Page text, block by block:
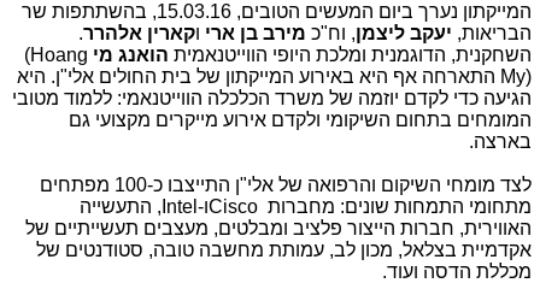
המייקתון נערך ביום המעשים הטובים, 15.03.16, בהשתתפות שר
הבריאות, יעקב ליצמן, וח"כ מירב בן ארי וקארין אלהרר.
השחקנית, הדוגמנית ומלכת היופי הווייטנאמית הואנג מי (Hoang
My) התארחה אף היא באירוע המייקתון של בית החולים אלי"ן. היא
הגיעה כדי לקדם יוזמה של משרד הכלכלה הווייטנאמי: ללמוד מטובי
המומחים בתחום השיקומי ולקדם אירוע מייקרים מקצועי גם
בארצה.
לצד מומחי השיקום והרפואה של אלי"ן התייצבו כ-100 מפתחים
מתחומי התמחות שונים: מחברות Ciscoו- Intel , התעשייה
האווירית, חברות הייצור פלציב ומבלטים, מעצבים תעשייתיים של
אקדמיית בצלאל, מכון לב, עמותת מחשבה טובה, סטודנטים של
מכללת הדסה ועוד.